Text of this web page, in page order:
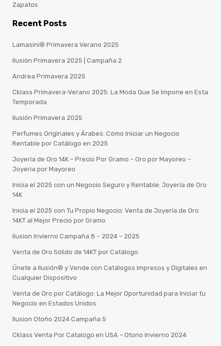
Zapatos
Recent Posts
Lamasini® Primavera Verano 2025
Ilusión Primavera 2025 | Campaña 2
Andrea Primavera 2025
Cklass Primavera-Verano 2025: La Moda Que Se Impone en Esta
Temporada
Ilusión Primavera 2025
Perfumes Originales y Árabes: Cómo Iniciar un Negocio
Rentable por Catálogo en 2025
Joyería de Oro 14K – Precio Por Gramo – Oro por Mayoreo –
Joyeria por Mayoreo
Inicia el 2025 con un Negocio Seguro y Rentable: Joyería de Oro
14K
Inicia el 2025 con Tu Propio Negocio: Venta de Joyería de Oro
14KT al Mejor Precio por Gramo
Ilusion Invierno Campaña 8 – 2024 – 2025
Venta de Oro Sólido de 14KT por Catálogo
Únete a Ilusión® y Vende con Catálogos Impresos y Digitales en
Cualquier Dispositivo
Venta de Oro por Catálogo: La Mejor Oportunidad para Iniciar tu
Negocio en Estados Unidos
Ilusion Otoño 2024 Campaña 5
Cklass Venta Por Catalogo en USA – Otono Invierno 2024